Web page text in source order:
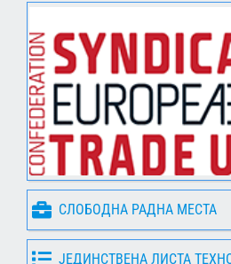
СЛОБОДНА РАДНА МЕСТА
ЈЕДИНСТВЕНА ЛИСТА